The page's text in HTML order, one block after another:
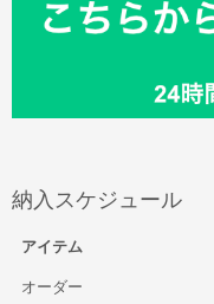
納入スケジュール
アイテム
オーダー